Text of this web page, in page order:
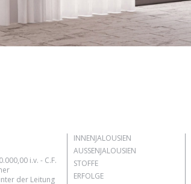
i.v. - C.F.
der Leitung
INNENJALOUSIEN
AUSSENJALOUSIEN
STOFFE
ERFOLGE